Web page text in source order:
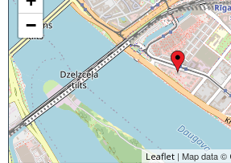
−
Leaflet | Map data ©